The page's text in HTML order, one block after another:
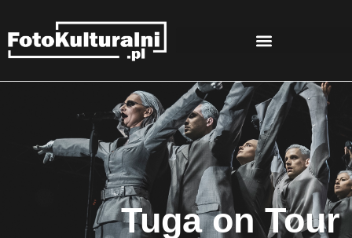
Tuga on Tour